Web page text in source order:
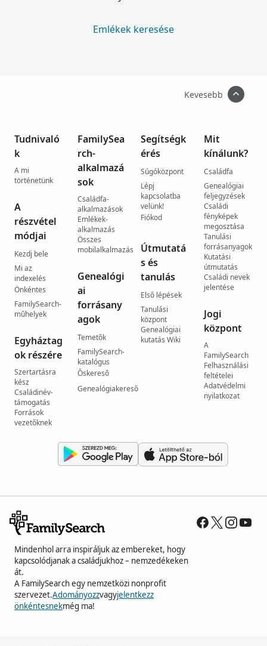
Emlékek keresése
Kevesebb
Tudnivaló
k
A mi
történetünk
A
részvétel
módjai
Kezdj bele
Mi az
indexelés
Önkéntes
FamilySearch-
műhelyek
Egyháztag
ok részére
Szertartásra
kész
Családinév-
támogatás
Források
vezetőknek
FamilySea
rch-
alkalmazá
sok
Családfa-
alkalmazások
Emlékek-
alkalmazás
Összes
mobilalkalmazás
Genealógi
ai
forrásany
agok
Temetők
FamilySearch-
katalógus
Őskereső
Genealógiakereső
Segítségk
érés
Súgóközpont
Lépj
kapcsolatba
velünk!
Fiókod
Útmutatá
s és
tanulás
Első lépések
Tanulási
központ
Genealógiai
kutatás Wiki
Mit
kínálunk?
Családfa
Genealógiai
feljegyzések
Családi
fényképek
megosztása
Tanulási
forrásanyagok
Kutatási
útmutatás
Családi nevek
jelentése
Jogi
központ
A
FamilySearch
Felhasználási
feltételei
Adatvédelmi
nyilatkozat
Mindenhol arra inspiráljuk az embereket, hogy
kapcsolódjanak a családjukhoz – nemzedékeken
át.
A FamilySearch egy nemzetközi nonprofit
szervezet.Adományozzvagyjelentkezz
önkéntesnekmég ma!